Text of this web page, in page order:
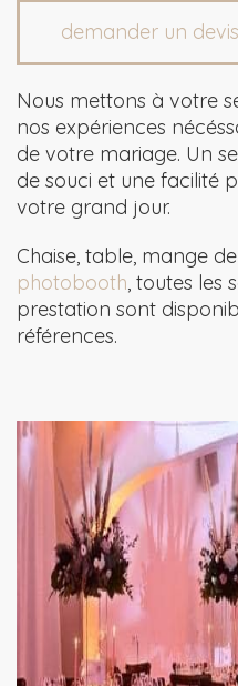
demander un devis
Nous mettons à votre
nos expériences
de votre mariage. Un
de souci et une facilité
votre grand jour.
Chaise, table, mange
photobooth, toutes les
prestation sont
références.